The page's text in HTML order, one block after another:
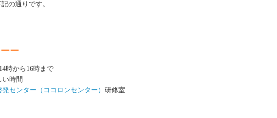
の通りです。
ー
から16時まで
い時間
センター（ココロンセンター） 研修室